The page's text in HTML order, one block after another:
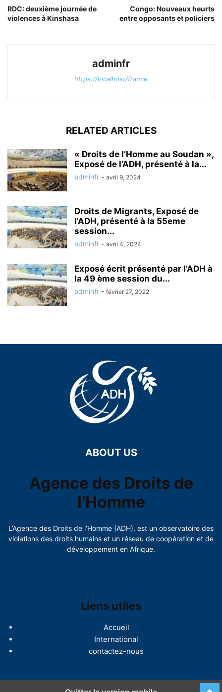
RDC: deuxième journée de
violences à Kinshasa
Congo: Nouveaux heurts
entre opposants et policiers
adminfr
https://localhost/france
RELATED ARTICLES
« Droits de l’Homme au Soudan »,
Exposé de l’ADH, présenté à la...
adminfr - avril 9, 2024
Droits de Migrants, Exposé de
l’ADH, présenté à la 55eme
session...
adminfr - avril 4, 2024
Exposé écrit présenté par l’ADH à
la 49 ème session du...
adminfr - février 27, 2022
ABOUT US
Agence des Droits de
l’Homme
L’Agence des Droits de l’Homme (ADH), est un observatoire des
violations des droits humains et un réseau de coopération et de
développement en Afrique.
Liens utiles
Accueil
International
contactez-nous